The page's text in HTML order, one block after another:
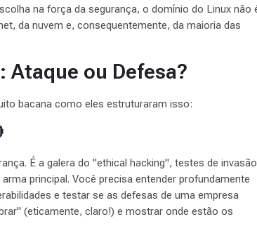
na força da segurança, o domínio do Linux não
da nuvem e, consequentemente, da maioria das
Ataque ou Defesa?
bacana como eles estruturaram isso:
É a galera do "ethical hacking", testes de invasão
principal. Você precisa entender profundamente
e testar se as defesas de uma empresa
(eticamente, claro!) e mostrar onde estão os